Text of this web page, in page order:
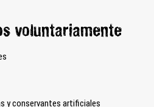
voluntariamente
y conservantes artificiales